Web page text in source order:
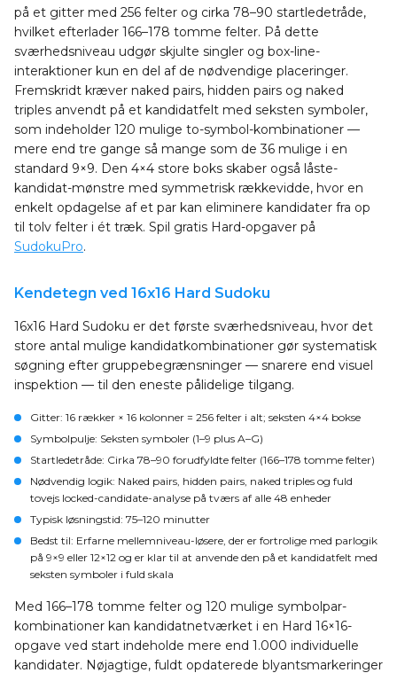
på et gitter med 256 felter og cirka 78–90 startledetråde,
hvilket efterlader 166–178 tomme felter. På dette
sværhedsniveau udgør skjulte singler og box-line-
interaktioner kun en del af de nødvendige placeringer.
Fremskridt kræver naked pairs, hidden pairs og naked
triples anvendt på et kandidatfelt med seksten symboler,
som indeholder 120 mulige to-symbol-kombinationer —
mere end tre gange så mange som de 36 mulige i en
standard 9×9. Den 4×4 store boks skaber også låste-
kandidat-mønstre med symmetrisk rækkevidde, hvor en
enkelt opdagelse af et par kan eliminere kandidater fra op
til tolv felter i ét træk. Spil gratis Hard-opgaver på
SudokuPro.
Kendetegn ved 16x16 Hard Sudoku
16x16 Hard Sudoku er det første sværhedsniveau, hvor det
store antal mulige kandidatkombinationer gør systematisk
søgning efter gruppebegrænsninger — snarere end visuel
inspektion — til den eneste pålidelige tilgang.
Gitter: 16 rækker × 16 kolonner = 256 felter i alt; seksten 4×4 bokse
Symbolpulje: Seksten symboler (1–9 plus A–G)
Startledetråde: Cirka 78–90 forudfyldte felter (166–178 tomme felter)
Nødvendig logik: Naked pairs, hidden pairs, naked triples og fuld
tovejs locked-candidate-analyse på tværs af alle 48 enheder
Typisk løsningstid: 75–120 minutter
Bedst til: Erfarne mellemniveau-løsere, der er fortrolige med parlogik
på 9×9 eller 12×12 og er klar til at anvende den på et kandidatfelt med
seksten symboler i fuld skala
Med 166–178 tomme felter og 120 mulige symbolpar-
kombinationer kan kandidatnetværket i en Hard 16×16-
opgave ved start indeholde mere end 1.000 individuelle
kandidater. Nøjagtige, fuldt opdaterede blyantsmarkeringer